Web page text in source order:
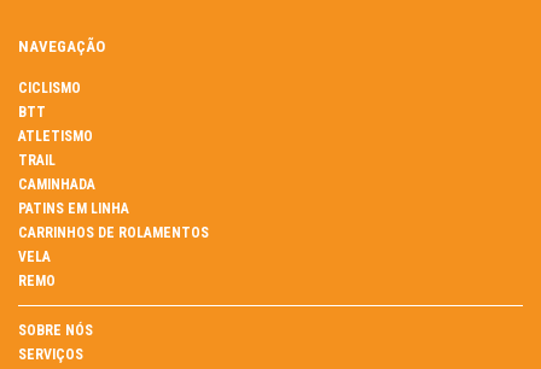
NAVEGAÇÃO
CICLISMO
BTT
ATLETISMO
TRAIL
CAMINHADA
PATINS EM LINHA
CARRINHOS DE ROLAMENTOS
VELA
REMO
SOBRE NÓS
SERVIÇOS